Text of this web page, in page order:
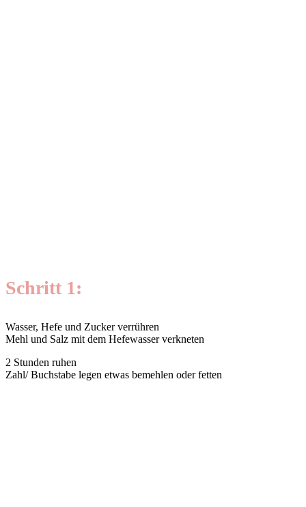
Schritt 1:
Wasser, Hefe und Zucker verrühren
Mehl und Salz mit dem Hefewasser verkneten
2 Stunden ruhen
Zahl/ Buchstabe legen etwas bemehlen oder fetten